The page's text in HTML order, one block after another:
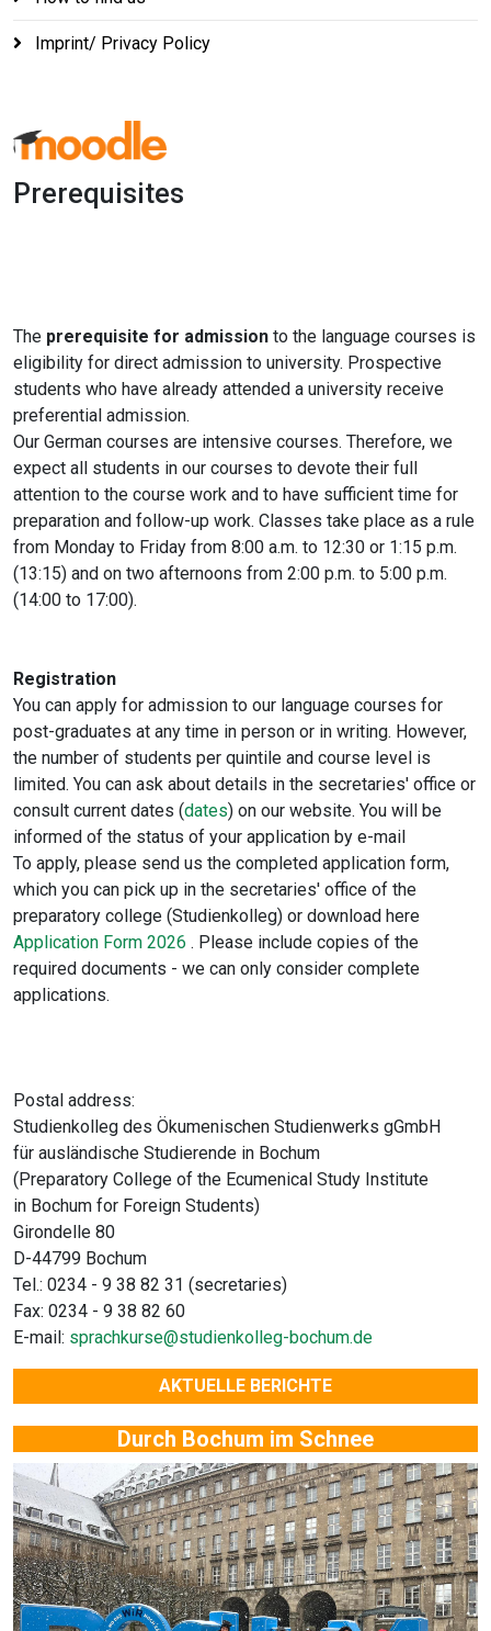
Imprint/ Privacy Policy
Prerequisites
The prerequisite for admission to the language courses is
eligibility for direct admission to university. Prospective
students who have already attended a university receive
preferential admission.
Our German courses are intensive courses. Therefore, we
expect all students in our courses to devote their full
attention to the course work and to have sufficient time for
preparation and follow-up work. Classes take place as a rule
from Monday to Friday from 8:00 a.m. to 12:30 or 1:15 p.m.
(13:15) and on two afternoons from 2:00 p.m. to 5:00 p.m.
(14:00 to 17:00).
Registration
You can apply for admission to our language courses for
post-graduates at any time in person or in writing. However,
the number of students per quintile and course level is
limited. You can ask about details in the secretaries' office or
consult current dates (dates) on our website. You will be
informed of the status of your application by e-mail
To apply, please send us the completed application form,
which you can pick up in the secretaries' office of the
preparatory college (Studienkolleg) or download here
Application Form 2026 . Please include copies of the
required documents - we can only consider complete
applications.
Postal address:
Studienkolleg des Ökumenischen Studienwerks gGmbH
für ausländische Studierende in Bochum
(Preparatory College of the Ecumenical Study Institute
in Bochum for Foreign Students)
Girondelle 80
D-44799 Bochum
Tel.: 0234 - 9 38 82 31 (secretaries)
Fax: 0234 - 9 38 82 60
E-mail: sprachkurse@studienkolleg-bochum.de
AKTUELLE BERICHTE
Durch Bochum im Schnee